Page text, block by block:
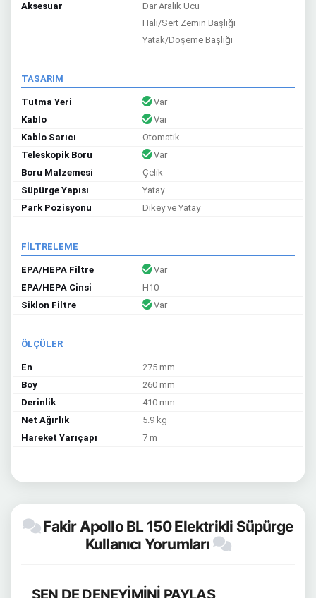
Aksesuar
Dar Aralık Ucu
Halı/Sert Zemin Başlığı
Yatak/Döşeme Başlığı
TASARIM
Tutma Yeri
Var
Kablo
Var
Kablo Sarıcı
Otomatik
Teleskopik Boru
Var
Boru Malzemesi
Çelik
Süpürge Yapısı
Yatay
Park Pozisyonu
Dikey ve Yatay
FİLTRELEME
EPA/HEPA Filtre
Var
EPA/HEPA Cinsi
H10
Siklon Filtre
Var
ÖLÇÜLER
En
275 mm
Boy
260 mm
Derinlik
410 mm
Net Ağırlık
5.9 kg
Hareket Yarıçapı
7 m
Fakir Apollo BL 150 Elektrikli Süpürge
Kullanıcı Yorumları
SEN DE DENEYİMİNİ PAYLAŞ